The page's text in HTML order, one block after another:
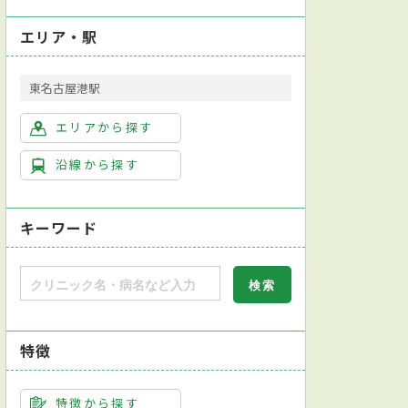
エリア・駅
東名古屋港駅
エリアから探す
沿線から探す
キーワード
特徴
特徴から探す